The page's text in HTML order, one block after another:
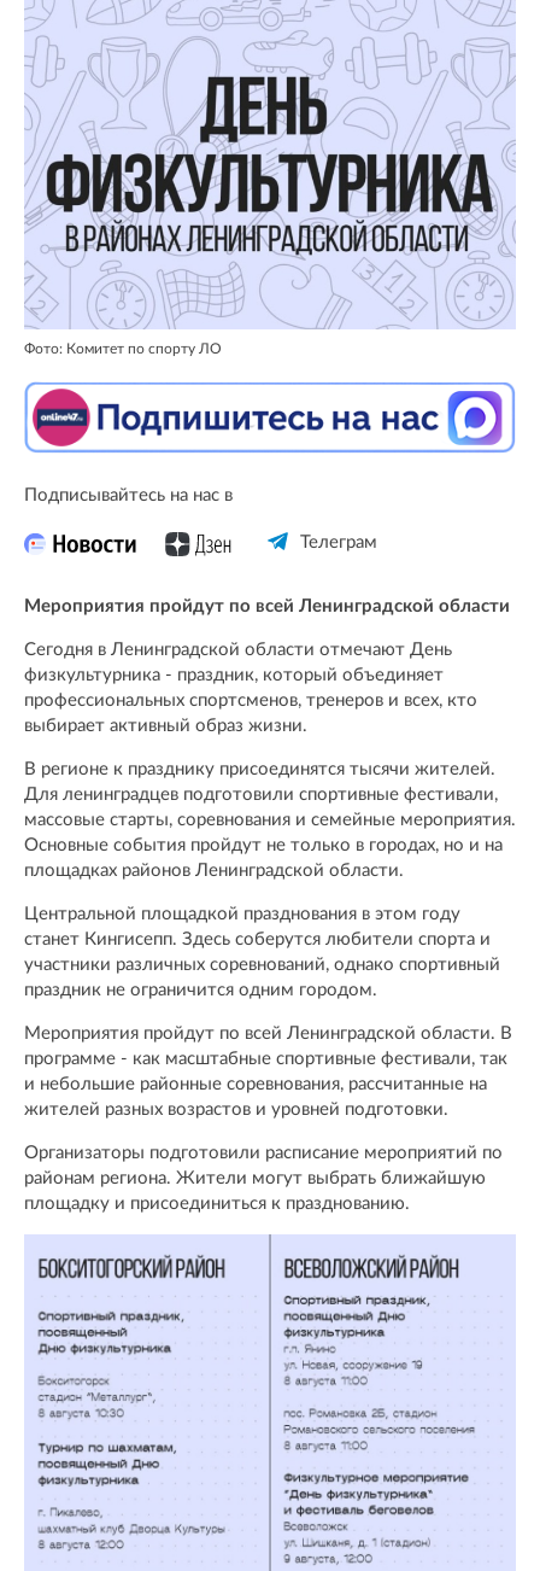
Фото: Комитет по спорту ЛО
Подписывайтесь на нас в
Телеграм
Мероприятия пройдут по всей Ленинградской области
Сегодня в Ленинградской области отмечают День
физкультурника - праздник, который объединяет
профессиональных спортсменов, тренеров и всех, кто
выбирает активный образ жизни.
В регионе к празднику присоединятся тысячи жителей.
Для ленинградцев подготовили спортивные фестивали,
массовые старты, соревнования и семейные мероприятия.
Основные события пройдут не только в городах, но и на
площадках районов Ленинградской области.
Центральной площадкой празднования в этом году
станет Кингисепп. Здесь соберутся любители спорта и
участники различных соревнований, однако спортивный
праздник не ограничится одним городом.
Мероприятия пройдут по всей Ленинградской области. В
программе - как масштабные спортивные фестивали, так
и небольшие районные соревнования, рассчитанные на
жителей разных возрастов и уровней подготовки.
Организаторы подготовили расписание мероприятий по
районам региона. Жители могут выбрать ближайшую
площадку и присоединиться к празднованию.